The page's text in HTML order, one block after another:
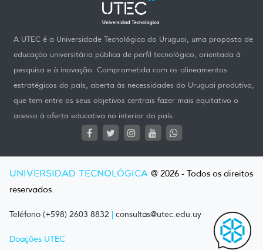
A UTEC é a Universidade Tecnológica do Uruguai, uma proposta de
educação universitária pública de perfil tecnológico, orientada à
pesquisa e à inovação. Comprometida com os alineamentos
estratégicos do país, aberta às necessidades do Uruguai produtivo,
que tem entre os seus objetivos centrais fazer mais equitativo o
acesso à oferta educativa no interior do país.
UNIVERSIDAD TECNOLÓGICA @ 2026 - Todos os direitos
reservados.
Teléfono (+598) 2603 8832 | consultas@utec.edu.uy
Doações UTEC